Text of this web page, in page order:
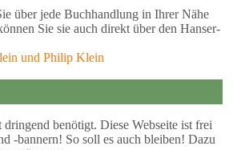
über jede Buchhandlung in Ihrer Nähe
Sie sie auch direkt über den Hanser-
und Philip Klein
benötigt. Diese Webseite ist frei
-bannern! So soll es auch bleiben! Dazu